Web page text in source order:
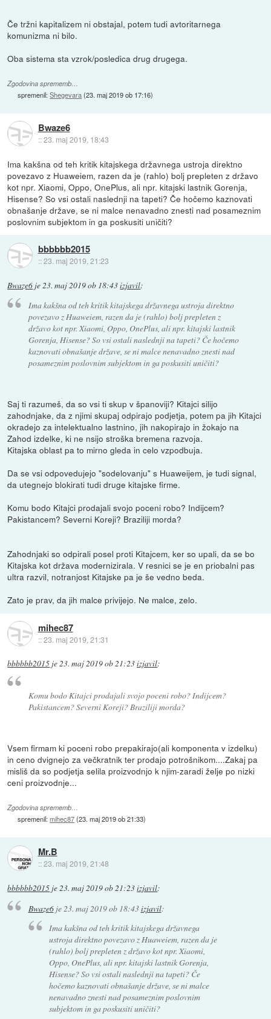
Če tržni kapitalizem ni obstajal, potem tudi avtoritarnega
komunizma ni bilo.
Oba sistema sta vzrok/posledica drug drugega.
Zgodovina sprememb…
spremenil:Shegevara(23. maj 2019 ob 17:16)
Bwaze6
::23. maj 2019, 18:43
Ima kakšna od teh kritik kitajskega državnega ustroja direktno
povezavo z Huaweiem, razen da je (rahlo) bolj prepleten z državo
kot npr. Xiaomi, Oppo, OnePlus, ali npr. kitajski lastnik Gorenja,
Hisense? So vsi ostali naslednji na tapeti? Če hočemo kaznovati
obnašanje države, se ni malce nenavadno znesti nad posameznim
poslovnim subjektom in ga poskusiti uničiti?
bbbbbb2015
::23. maj 2019, 21:23
Bwaze6 je23. maj 2019 ob 18:43izjavil:
Ima kakšna od teh kritik kitajskega državnega ustroja direktno
povezavo z Huaweiem, razen da je (rahlo) bolj prepleten z
državo kot npr. Xiaomi, Oppo, OnePlus, ali npr. kitajski lastnik
Gorenja, Hisense? So vsi ostali naslednji na tapeti? Če hočemo
kaznovati obnašanje države, se ni malce nenavadno znesti nad
posameznim poslovnim subjektom in ga poskusiti uničiti?
Saj ti razumeš, da so vsi ti skup v španoviji? Kitajci silijo
zahodnjake, da z njimi skupaj odpirajo podjetja, potem pa jih Kitajci
okradejo za intelektualno lastnino, jih nakopirajo in žokajo na
Zahod izdelke, ki ne nsijo stroška bremena razvoja.
Kitajska oblast pa to mirno gleda in celo vzpodbuja.
Da se vsi odpovedujejo "sodelovanju" s Huaweijem, je tudi signal,
da utegnejo blokirati tudi druge kitajske firme.
Komu bodo Kitajci prodajali svojo poceni robo? Indijcem?
Pakistancem? Severni Koreji? Braziliji morda?
Zahodnjaki so odpirali posel proti Kitajcem, ker so upali, da se bo
Kitajska kot država modernizirala. V resnici se je en priobalni pas
ultra razvil, notranjost Kitajske pa je še vedno beda.
Zato je prav, da jih malce privijejo. Ne malce, zelo.
mihec87
::23. maj 2019, 21:31
bbbbbb2015 je23. maj 2019 ob 21:23izjavil:
Komu bodo Kitajci prodajali svojo poceni robo? Indijcem?
Pakistancem? Severni Koreji? Braziliji morda?
Vsem firmam ki poceni robo prepakirajo(ali komponenta v izdelku)
in ceno dvignejo za večkratnik ter prodajo potrošnikom....Zakaj pa
misliš da so podjetja selila proizvodnjo k njim-zaradi želje po nizki
ceni proizvodnje...
Zgodovina sprememb…
spremenil:mihec87(23. maj 2019 ob 21:33)
Mr.B
::23. maj 2019, 21:48
bbbbbb2015 je23. maj 2019 ob 21:23izjavil:
Bwaze6je 23. maj 2019 ob 18:43izjavil:
Ima kakšna od teh kritik kitajskega državnega
ustroja direktno povezavo z Huaweiem, razen da je
(rahlo) bolj prepleten z državo kot npr. Xiaomi,
Oppo, OnePlus, ali npr. kitajski lastnik Gorenja,
Hisense? So vsi ostali naslednji na tapeti? Če
hočemo kaznovati obnašanje države, se ni malce
nenavadno znesti nad posameznim poslovnim
subjektom in ga poskusiti uničiti?